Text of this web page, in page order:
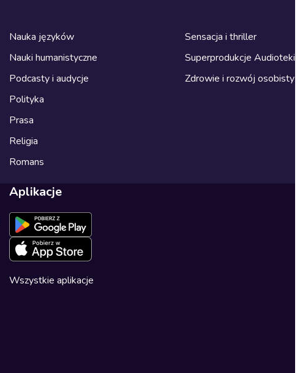
Nauka języków
Nauki humanistyczne
Podcasty i audycje
Polityka
Prasa
Religia
Romans
Sensacja i thriller
Superprodukcje Audioteki
Zdrowie i rozwój osobisty
Aplikacje
Wszystkie aplikacje